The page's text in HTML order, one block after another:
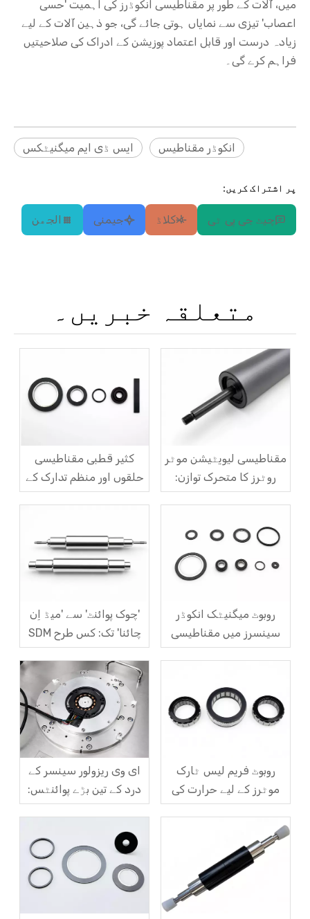
میں، آلات کے طور پر مقناطیسی انکوڈرز کی اہمیت 'حسی
اعصاب' تیزی سے نمایاں ہوتی جائے گی، جو ذہین آلات کے لیے
زیادہ درست اور قابل اعتماد پوزیشن کے ادراک کی صلاحیتیں
فراہم کرے گی۔
ایس ڈی ایم میگنیٹکس انکوڈر مقناطیس
پر اشتراک کریں:
چیٹ جی پی ٹی کلاڈ جیمنی الجھن
متعلقہ خبریں۔
مقناطیسی لیویٹیشن موٹر
روٹرز کا متحرک توازن:
G1.0 اور G2.5 معیارات اور
تجزیہ
کثیر قطبی مقناطیسی
حلقوں اور منظم تدارک کے
حل میں 'قطبی ہم آہنگی
روبوٹ میگنیٹک انکوڈر
سینسرز میں مقناطیسی
کوڈ ڈسک کے زاویہ بہاؤ کو
'چوک پوائنٹ' سے 'میڈ اِن
چائنا' تک: کس طرح SDM
مقناطیسی لیویٹیشن موٹر
روٹرز میں گھریلو طاقت
بناتا ہے
روبوٹ فریم لیس ٹارک
موٹرز کے لیے حرارت کی
کھپت، انضمام، اور لاگت
ای وی ریزولور سینسر کے
درد کے تین بڑے پوائنٹس:
درستگی، انشانکن اور لاگت